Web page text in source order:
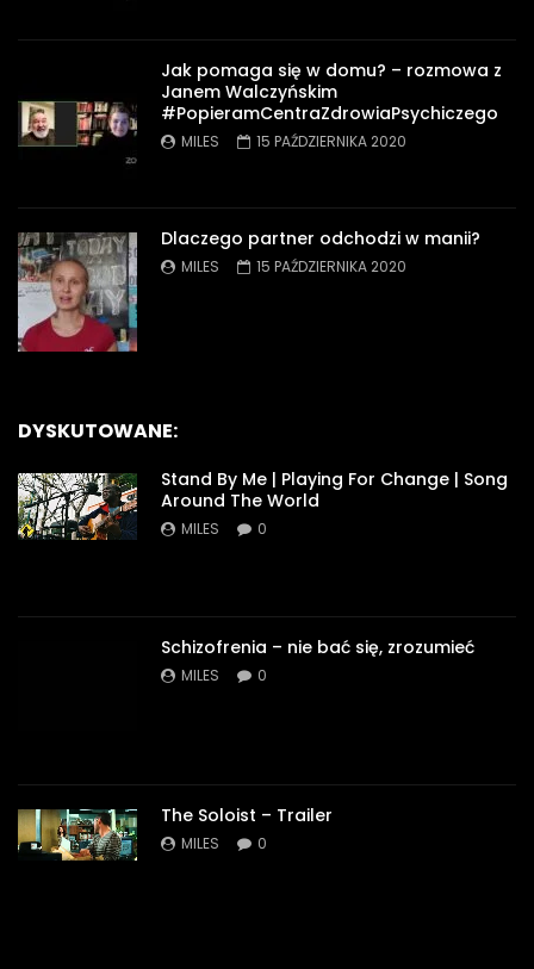
Jak pomaga się w domu? – rozmowa z
Janem Walczyńskim
#PopieramCentraZdrowiaPsychiczego
MILES 15 PAŹDZIERNIKA 2020
Dlaczego partner odchodzi w manii?
MILES 15 PAŹDZIERNIKA 2020
DYSKUTOWANE:
Stand By Me | Playing For Change | Song
Around The World
MILES 0
Schizofrenia – nie bać się, zrozumieć
MILES 0
The Soloist – Trailer
MILES 0